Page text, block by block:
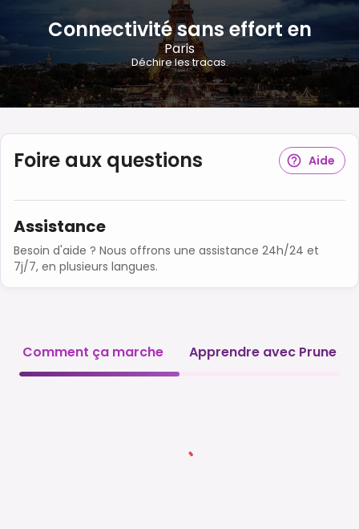
Connectivité sans effort en
Paris
Déchire les tracas.
Foire aux questions Aide
Assistance
Besoin d'aide ? Nous offrons une assistance 24h/24 et
7j/7, en plusieurs langues.
Comment ça marche Apprendre avec Prune